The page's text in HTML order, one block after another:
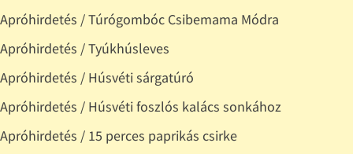
Apróhirdetés / Túrógombóc Csibemama Módra
Apróhirdetés / Tyúkhúsleves
Apróhirdetés / Húsvéti sárgatúró
Apróhirdetés / Húsvéti foszlós kalács sonkához
Apróhirdetés / 15 perces paprikás csirke